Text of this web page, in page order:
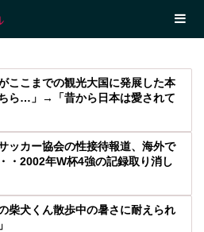
ここまでの観光大国に発展した本
ら…」→「昔から日本は愛されて
ッカー協会の性接待報道、海外で
・2002年W杯4強の記録取り消し
柴犬くん散歩中の暑さに耐えられ